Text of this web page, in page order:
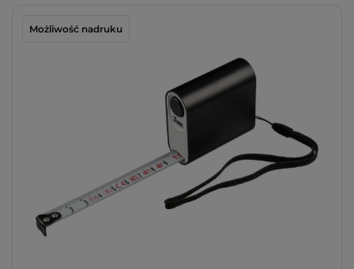
Możliwość nadruku